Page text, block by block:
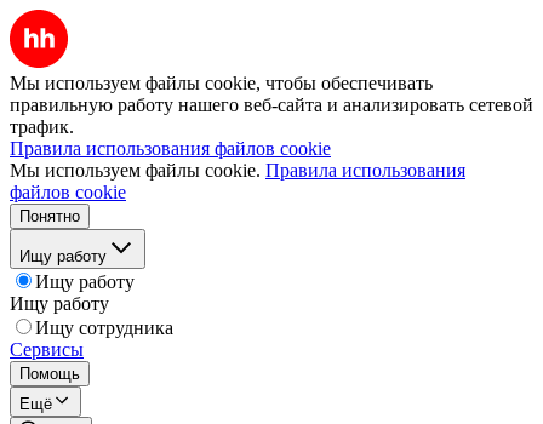
Мы используем файлы cookie, чтобы обеспечивать
правильную работу нашего веб-сайта и анализировать сетевой
трафик.
Правила использования файлов cookie
Мы используем файлы cookie. Правила использования
файлов cookie
Понятно
Ищу работу
Ищу работу
Ищу работу
Ищу сотрудника
Сервисы
Помощь
Ещё